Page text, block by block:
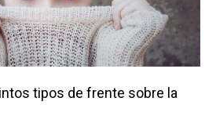
tipos de frente sobre la